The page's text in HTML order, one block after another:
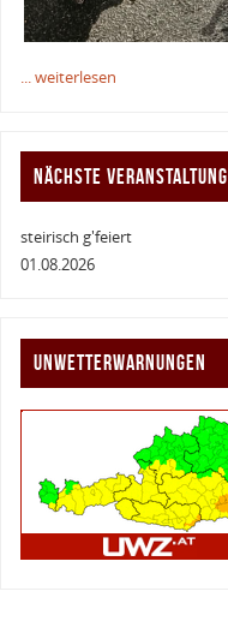
... weiterlesen
NÄCHSTE VERANSTALTUNG
steirisch g'feiert
01.08.2026
UNWETTERWARNUNGEN